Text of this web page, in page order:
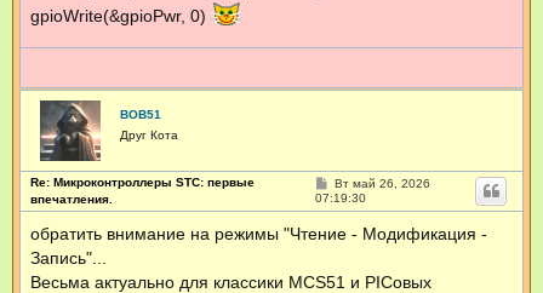
gpioWrite(&gpioPwr, 0)
BOB51
Друг Кота
Re: Микроконтроллеры STC: первые
впечатления.
С
о
о
щ
и
Вт май 26, 2026
07:19:30
обратить внимание на режимы "Чтение - Модификация -
Запись"...
Весьма актуально для классики MCS51 и PICовых